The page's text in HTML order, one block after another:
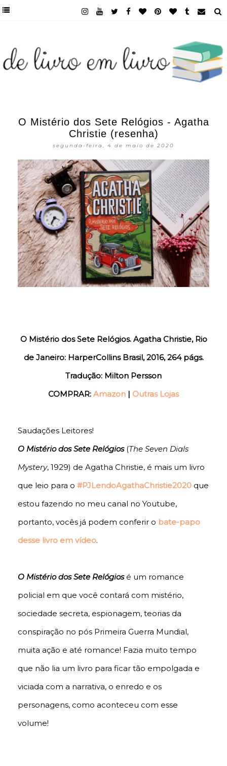
O Mistério dos Sete Relógios - Agatha
Christie (resenha)
segunda-feira, 4 de maio de 2020
O Mistério dos Sete Relógios. Agatha Christie, Rio
de Janeiro: HarperCollins Brasil, 2016, 264 págs.
Tradução: Milton Persson
COMPRAR: Amazon | Outras Lojas
Saudações Leitores!
O Mistério dos Sete Relógios (The Seven Dials
Mystery, 1929) de Agatha Christie, é mais um livro
que leio para o #PJLendoAgathaChristie2020 que
estou fazendo no meu canal no Youtube,
portanto, vocês já podem conferir o bate-papo
desse livro em vídeo.
O Mistério dos Sete Relógiosé um romance
policial em que você contará com mistério,
sociedade secreta, espionagem, teorias da
conspiração no pós Primeira Guerra Mundial,
muita ação e até romance! Fazia muito tempo
que não lia um livro para ficar tão empolgada e
viciada com a narrativa, o enredo e os
personagens, como aconteceu com esse
volume!